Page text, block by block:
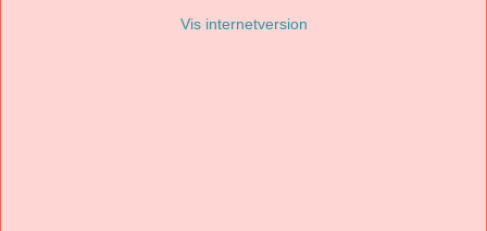
Vis internetversion